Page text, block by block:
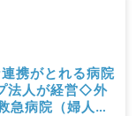
携がとれる病院
法人が経営◇外
急病院（婦人科